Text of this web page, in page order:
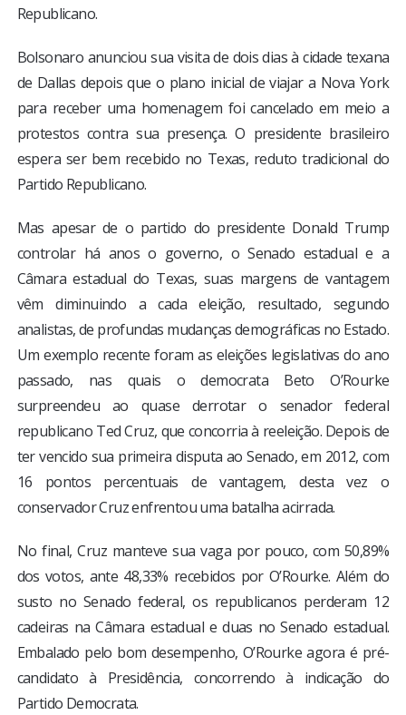
Republicano.
Bolsonaro anunciou sua visita de dois dias à cidade texana
de Dallas depois que o plano inicial de viajar a Nova York
para receber uma homenagem foi cancelado em meio a
protestos contra sua presença. O presidente brasileiro
espera ser bem recebido no Texas, reduto tradicional do
Partido Republicano.
Mas apesar de o partido do presidente Donald Trump
controlar há anos o governo, o Senado estadual e a
Câmara estadual do Texas, suas margens de vantagem
vêm diminuindo a cada eleição, resultado, segundo
analistas, de profundas mudanças demográficas no Estado.
Um exemplo recente foram as eleições legislativas do ano
passado, nas quais o democrata Beto O’Rourke
surpreendeu ao quase derrotar o senador federal
republicano Ted Cruz, que concorria à reeleição. Depois de
ter vencido sua primeira disputa ao Senado, em 2012, com
16 pontos percentuais de vantagem, desta vez o
conservador Cruz enfrentou uma batalha acirrada.
No final, Cruz manteve sua vaga por pouco, com 50,89%
dos votos, ante 48,33% recebidos por O’Rourke. Além do
susto no Senado federal, os republicanos perderam 12
cadeiras na Câmara estadual e duas no Senado estadual.
Embalado pelo bom desempenho, O’Rourke agora é pré-
candidato à Presidência, concorrendo à indicação do
Partido Democrata.